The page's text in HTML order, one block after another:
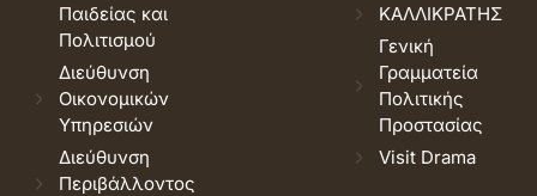
Παιδείας και
Πολιτισμού
Διεύθυνση
Οικονομικών
Υπηρεσιών
Διεύθυνση
Περιβάλλοντος
ΚΑΛΛΙΚΡΑΤΗΣ
Γενική
Γραμματεία
Πολιτικής
Προστασίας
Visit Drama